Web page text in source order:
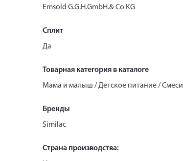
Emsold G.G.H.GmbH.& Co KG
Сплит
Да
Товарная категория в каталоге
Мама и малыш / Детское питание / Смеси
Бренды
Similac
Страна производства: